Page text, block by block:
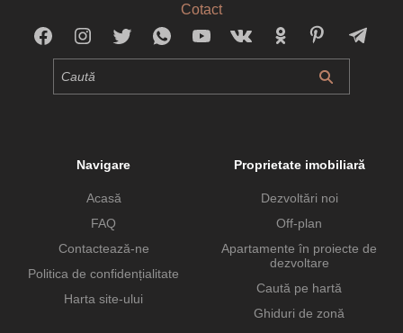
Cotact
Navigare
Acasă
FAQ
Contactează-ne
Politica de confidențialitate
Harta site-ului
Proprietate imobiliară
Dezvoltări noi
Off-plan
Apartamente în proiecte de
dezvoltare
Caută pe hartă
Ghiduri de zonă